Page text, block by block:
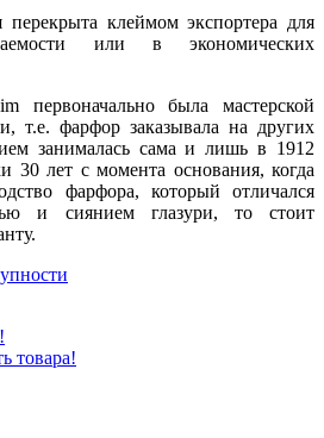
перекрыта клеймом экспортера для
или в экономических
первоначально была мастерской
т.е. фарфор заказывала на других
занималась сама и лишь в 1912
30 лет с момента основания, когда
фарфора, который отличался
и сиянием глазури, то стоит
товара!